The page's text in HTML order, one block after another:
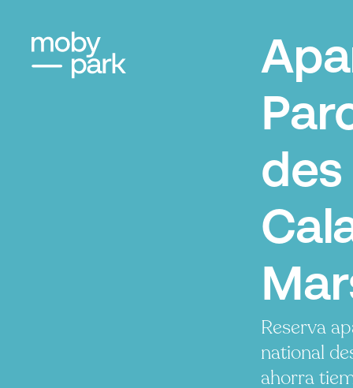
des
Reserva
national
ahorra